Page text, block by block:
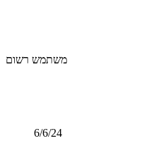
משתמש רשום
6/6/24